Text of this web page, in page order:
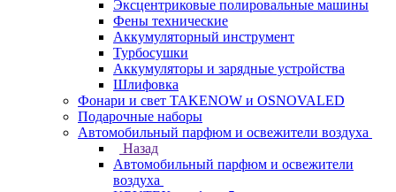
Эксцентриковые полировальные машины
Фены технические
Аккумуляторный инструмент
Турбосушки
Аккумуляторы и зарядные устройства
Шлифовка
Фонари и свет TAKENOW и OSNOVALED
Подарочные наборы
Автомобильный парфюм и освежители воздуха
Назад
Автомобильный парфюм и освежители
воздуха